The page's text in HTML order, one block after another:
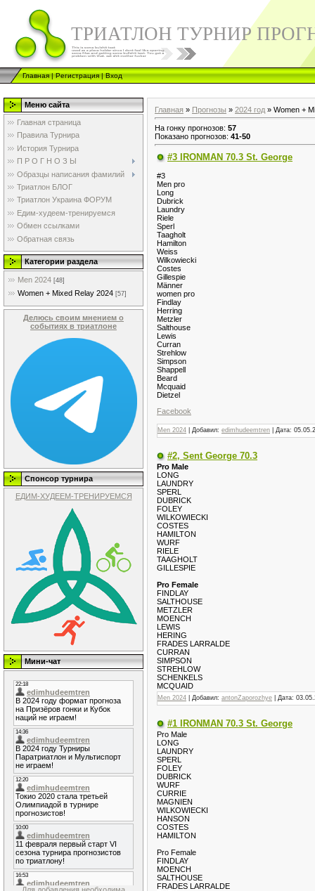
ТРИАТЛОН ТУРНИР
Главная|Регистрация|Вход
Меню сайта
Главная страница
Правила Турнира
История Турнира
П Р О Г Н О З Ы
Образцы написания фамилий
Триатлон БЛОГ
Триатлон Украина ФОРУМ
Едим-худеем-тренируемся
Обмен ссылками
Обратная связь
Категории раздела
Men 2024 [48]
Women + Mixed Relay 2024 [57]
Делюсь своим мнением о
событиях в триатлоне
Спонсор турнира
ЕДИМ-ХУДЕЕМ-ТРЕНИРУЕМСЯ
Мини-чат
Главная » Прогнозы » 2024 год » Women +
На гонку прогнозов: 57
Показано прогнозов: 41-50
#3 IRONMAN 70.3 St. George
#3
Men pro
Long
Dubrick
Laundry
Riele
Sperl
Taagholt
Hamilton
Weiss
Wilkowiecki
Costes
Gillespie
Männer
women pro
Findlay
Herring
Metzler
Salthouse
Lewis
Curran
Strehlow
Simpson
Shappell
Beard
Mcquaid
Dietzel
Facebook
Men 2024 | Добавил: edimhudeemtren | Дата:
#2, Sent George 70.3
Pro Male
LONG
LAUNDRY
SPERL
DUBRICK
FOLEY
WILKOWIECKI
COSTES
HAMILTON
WURF
RIELE
TAAGHOLT
GILLESPIE
Pro Female
FINDLAY
SALTHOUSE
METZLER
MOENCH
LEWIS
HERING
FRADES LARRALDE
CURRAN
SIMPSON
STREHLOW
SCHENKELS
MCQUAID
Men 2024 | Добавил: antonZaporozhye | Дата:
#1 IRONMAN 70.3 St. George
Pro Male
LONG
LAUNDRY
SPERL
FOLEY
DUBRICK
WURF
CURRIE
MAGNIEN
WILKOWIECKI
HANSON
COSTES
HAMILTON
Pro Female
FINDLAY
MOENCH
SALTHOUSE
FRADES LARRALDE